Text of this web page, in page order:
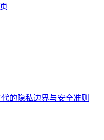
的隐私边界与安全准则